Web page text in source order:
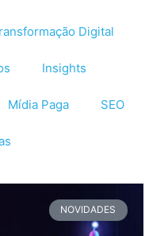
Digital
Insights
Mídia Paga SEO
NOVIDADES